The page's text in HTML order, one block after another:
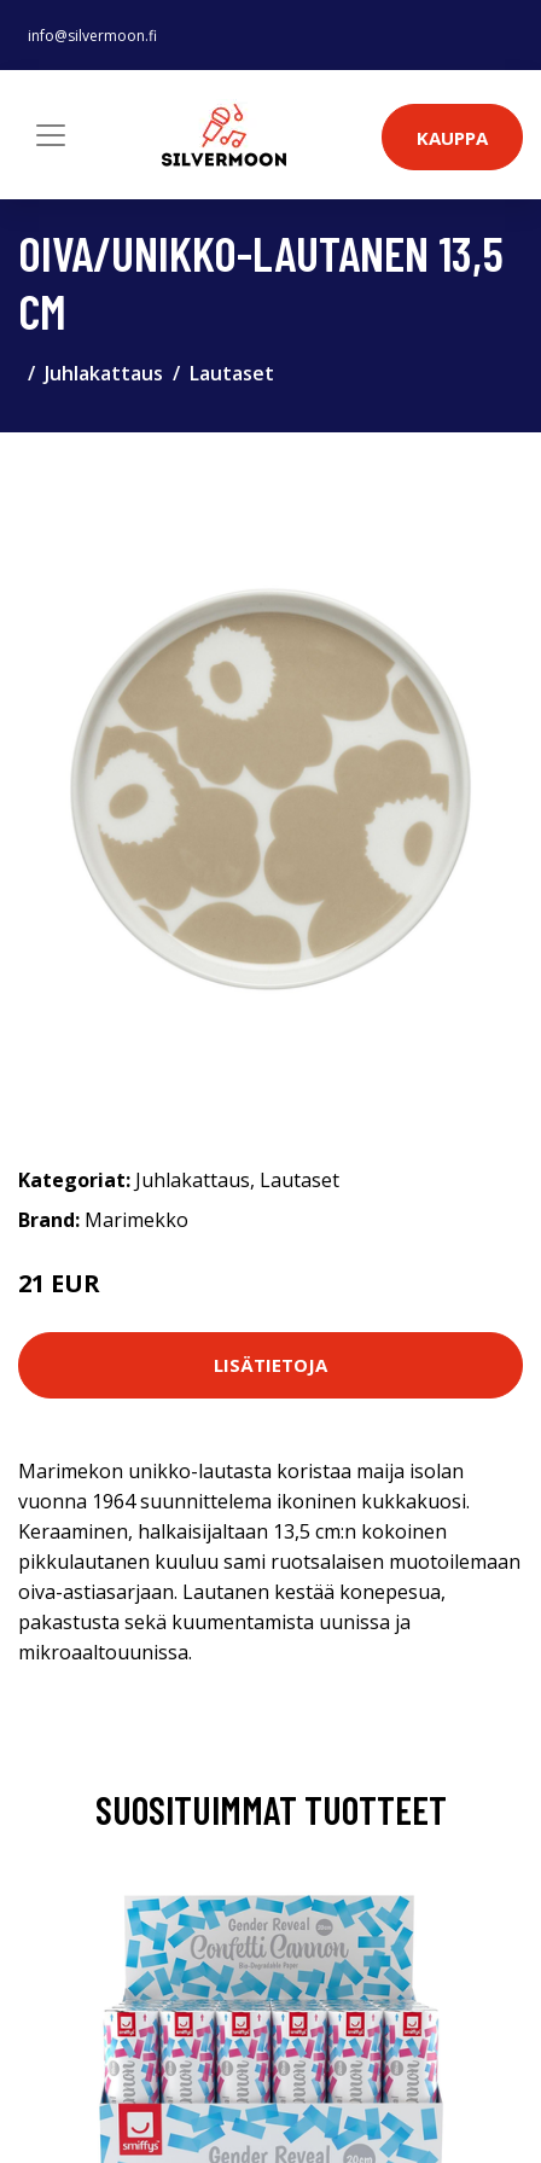
info@silvermoon.fi
KAUPPA
OIVA/UNIKKO-LAUTANEN 13,5
CM
Juhlakattaus Lautaset
Kategoriat: Juhlakattaus, Lautaset
Brand: Marimekko
21 EUR
LISÄTIETOJA
Marimekon unikko-lautasta koristaa maija isolan
vuonna 1964 suunnittelema ikoninen kukkakuosi.
Keraaminen, halkaisijaltaan 13,5 cm:n kokoinen
pikkulautanen kuuluu sami ruotsalaisen muotoilemaan
oiva-astiasarjaan. Lautanen kestää konepesua,
pakastusta sekä kuumentamista uunissa ja
mikroaaltouunissa.
SUOSITUIMMAT TUOTTEET